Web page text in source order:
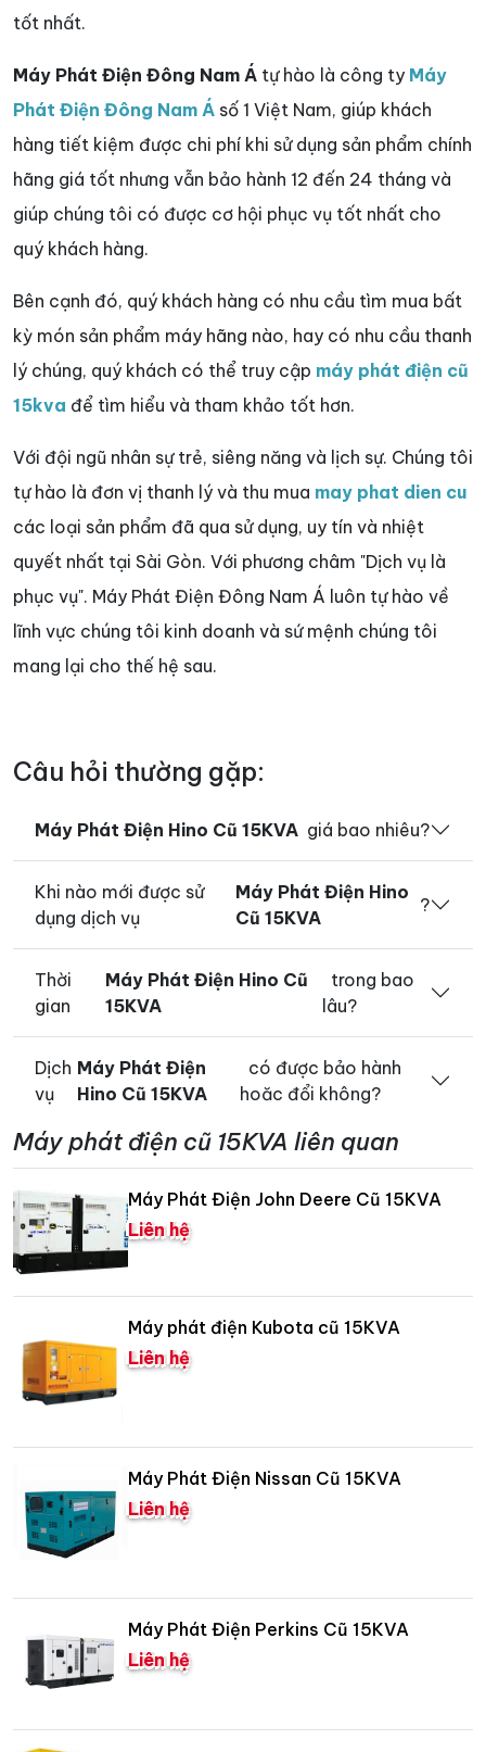
tốt nhất.
Máy Phát Điện Đông Nam Á tự hào là công ty Máy
Phát Điện Đông Nam Á số 1 Việt Nam, giúp khách
hàng tiết kiệm được chi phí khi sử dụng sản phẩm chính
hãng giá tốt nhưng vẫn bảo hành 12 đến 24 tháng và
giúp chúng tôi có được cơ hội phục vụ tốt nhất cho
quý khách hàng.
Bên cạnh đó, quý khách hàng có nhu cầu tìm mua bất
kỳ món sản phẩm máy hãng nào, hay có nhu cầu thanh
lý chúng, quý khách có thể truy cập máy phát điện cũ
15kva để tìm hiểu và tham khảo tốt hơn.
Với đội ngũ nhân sự trẻ, siêng năng và lịch sự. Chúng tôi
tự hào là đơn vị thanh lý và thu mua may phat dien cu
các loại sản phẩm đã qua sử dụng, uy tín và nhiệt
quyết nhất tại Sài Gòn. Với phương châm "Dịch vụ là
phục vụ". Máy Phát Điện Đông Nam Á luôn tự hào về
lĩnh vực chúng tôi kinh doanh và sứ mệnh chúng tôi
mang lại cho thế hệ sau.
Câu hỏi thường gặp:
Máy Phát Điện Hino Cũ 15KVA giá bao nhiêu?
Khi nào mới được sử
dụng dịch vụ
Máy Phát Điện Hino
Cũ 15KVA
?
Thời
gian
Máy Phát Điện Hino Cũ
15KVA
trong bao
lâu?
Dịch
vụ
Máy Phát Điện
Hino Cũ 15KVA
có được bảo hành
hoăc đổi không?
Máy phát điện cũ 15KVA liên quan
Máy Phát Điện John Deere Cũ 15KVA
Liên hệ
Máy phát điện Kubota cũ 15KVA
Liên hệ
Máy Phát Điện Nissan Cũ 15KVA
Liên hệ
Máy Phát Điện Perkins Cũ 15KVA
Liên hệ